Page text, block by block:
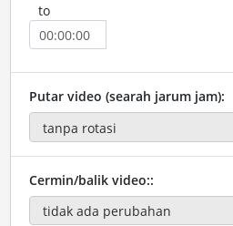
to
Putar video (searah jarum jam):
Cermin/balik video::